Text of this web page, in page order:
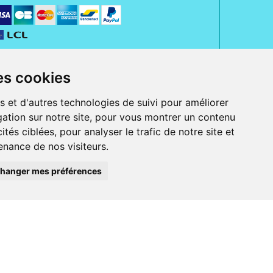
cookies
et d'autres technologies de suivi pour améliorer
sur notre site, pour vous montrer un contenu
ciblées, pour analyser le trafic de notre site et
de nos visiteurs.
mes préférences
Jeanne d' Harcourt, 80300 Albert.
ordonnance.
et iPod touch), ou sur Google Play (pour Androïd 5.0 ou version
Bancontact, PayPal.